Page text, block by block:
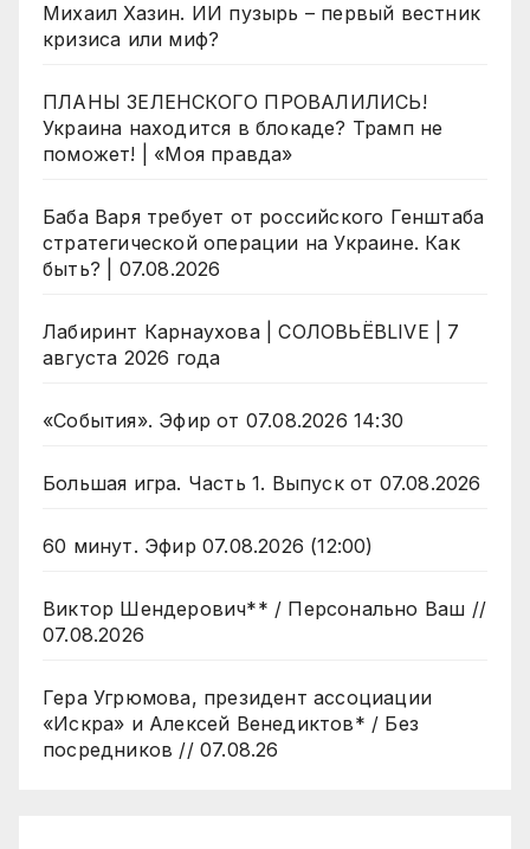
Михаил Хазин. ИИ пузырь – первый вестник
кризиса или миф?
ПЛАНЫ ЗЕЛЕНСКОГО ПРОВАЛИЛИСЬ!
Украина находится в блокаде? Трамп не
поможет! | «Моя правда»
Баба Варя требует от российского Генштаба
стратегической операции на Украине. Как
быть? | 07.08.2026
Лабиринт Карнаухова | СОЛОВЬЁВLIVE | 7
августа 2026 года
«События». Эфир от 07.08.2026 14:30
Большая игра. Часть 1. Выпуск от 07.08.2026
60 минут. Эфир 07.08.2026 (12:00)
Виктор Шендерович** / Персонально Ваш //
07.08.2026
Гера Угрюмова, президент ассоциации
«Искра» и Алексей Венедиктов* / Без
посредников // 07.08.26